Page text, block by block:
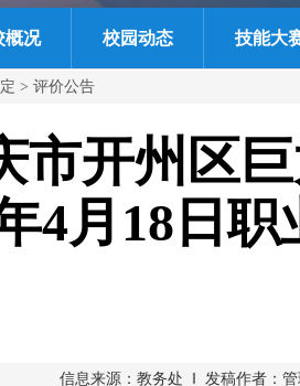
概况 校园动态 技能大
> 评价公告
市开州区
4月18日
信息来源：教务处 ‖ 发稿作者：